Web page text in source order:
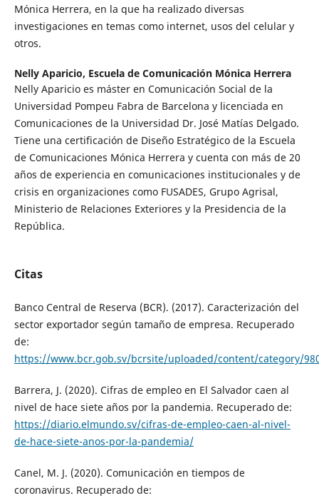
Mónica Herrera, en la que ha realizado diversas
investigaciones en temas como internet, usos del celular y
otros.
Nelly Aparicio, Escuela de Comunicación Mónica Herrera
Nelly Aparicio es máster en Comunicación Social de la
Universidad Pompeu Fabra de Barcelona y licenciada en
Comunicaciones de la Universidad Dr. José Matías Delgado.
Tiene una certificación de Diseño Estratégico de la Escuela
de Comunicaciones Mónica Herrera y cuenta con más de 20
años de experiencia en comunicaciones institucionales y de
crisis en organizaciones como FUSADES, Grupo Agrisal,
Ministerio de Relaciones Exteriores y la Presidencia de la
República.
Citas
Banco Central de Reserva (BCR). (2017). Caracterización del
sector exportador según tamaño de empresa. Recuperado
de:
https://www.bcr.gob.sv/bcrsite/uploaded/content/category/
Barrera, J. (2020). Cifras de empleo en El Salvador caen al
nivel de hace siete años por la pandemia. Recuperado de:
https://diario.elmundo.sv/cifras-de-empleo-caen-al-nivel-
de-hace-siete-anos-por-la-pandemia/
Canel, M. J. (2020). Comunicación en tiempos de
coronavirus. Recuperado de: